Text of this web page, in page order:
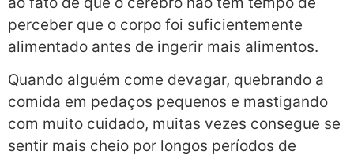
perceber que o corpo foi suficientemente
alimentado antes de ingerir mais alimentos.
Quando alguém come devagar, quebrando a
comida em pedaços pequenos e mastigando
com muito cuidado, muitas vezes consegue se
sentir mais cheio por longos períodos de